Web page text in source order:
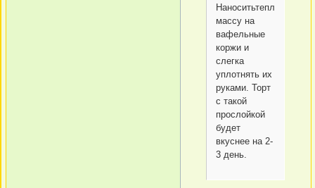
Наноситьтеплую
массу на
вафельные
коржи и
слегка
уплотнять их
руками. Торт
с такой
прослойкой
будет
вкуснее на 2-
3 день.